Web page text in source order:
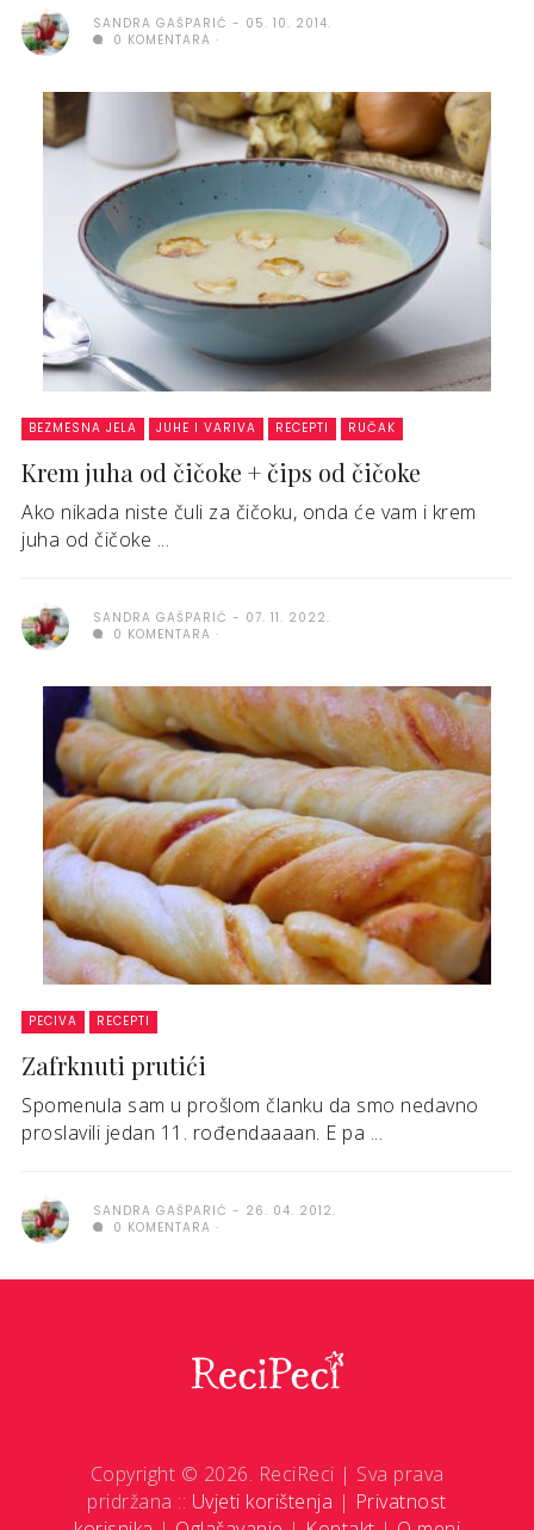
SANDRA GAŠPARIĆ
05. 10. 2014.
0 KOMENTARA
BEZMESNA JELA JUHE I VARIVA RECEPTI RUČAK
Krem juha od čičoke + čips od čičoke
Ako nikada niste čuli za čičoku, onda će vam i krem
juha od čičoke ...
SANDRA GAŠPARIĆ
07. 11. 2022.
0 KOMENTARA
PECIVA RECEPTI
Zafrknuti prutići
Spomenula sam u prošlom članku da smo nedavno
proslavili jedan 11. rođendaaaan. E pa ...
SANDRA GAŠPARIĆ
26. 04. 2012.
0 KOMENTARA
Copyright © 2026. ReciReci | Sva prava
pridržana :: Uvjeti korištenja | Privatnost